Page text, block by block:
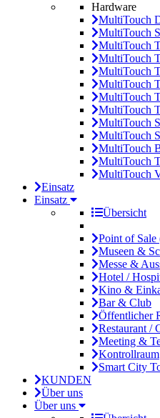
Hardware
MultiTouch
MultiTouch
MultiTouch
MultiTouch
MultiTouch
MultiTouch
MultiTouch
MultiTouch
MultiTouch
MultiTouch
MultiTouch
MultiTouch
MultiTouch
Einsatz
Einsatz
Übersicht
Point of Sale
Museen &
Messe &
Hotel /
Kino &
Bar & Club
Öffentlicher
Restaurant /
Meeting &
Kontrollraum
Smart City
KUNDEN
Über uns
Über uns